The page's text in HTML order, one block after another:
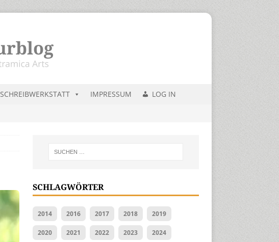
SCHREIBWERKSTATT IMPRESSUM LOG IN
SCHLAGWÖRTER
2014 2016 2017 2018 2019
2020 2021 2022 2023 2024